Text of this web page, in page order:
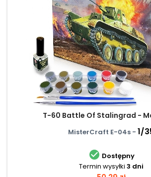
T-60 Battle Of Stalingrad -
MisterCraft E-04s - 1/
 Dostępny
Termin wysyłki 3 dni